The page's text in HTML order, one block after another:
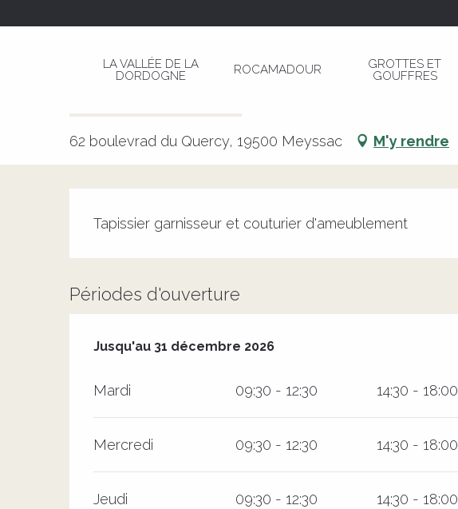
LA VALLÉE DE LA
DORDOGNE
ROCAMADOUR
GROTTES ET
GOUFFRES
FX Herault - Tapissier garnisseur
62 boulevrad du Quercy, 19500 Meyssac M'y rendre
Tapissier garnisseur et couturier d'ameublement
Périodes d'ouverture
Du2 janvier 2026au31 décembre 2026
Jusqu'au 31 décembre 2026
Mardi 09:30 - 12:30 14:30 - 18:00
Mercredi 09:30 - 12:30 14:30 - 18:00
Jeudi 09:30 - 12:30 14:30 - 18:00